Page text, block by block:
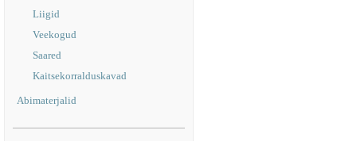
Liigid
Veekogud
Saared
Kaitsekorralduskavad
Abimaterjalid